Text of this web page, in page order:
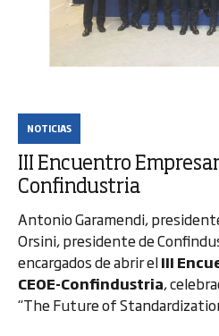
NOTICIAS
III Encuentro
Confindustria
Antonio Garamendi,
Orsini, presidente de
encargados de abrir elIII
CEOE-Confindustria,
“The Future of